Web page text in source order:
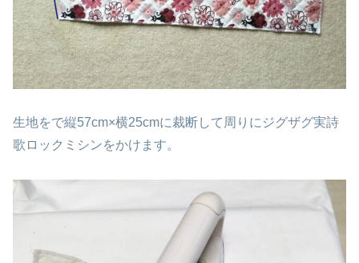
生地をで縦57cm×横25cmに裁断して周りにジグザグ実詩
歌ロックミシンをかけます。